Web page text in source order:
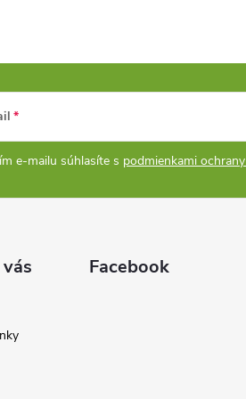
e-mailu súhlasíte s podmienkami
Facebook